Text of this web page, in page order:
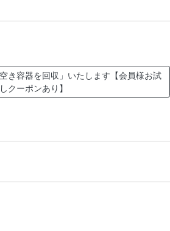
き容器を回収」いたします【会員様お試
しクーポンあり】